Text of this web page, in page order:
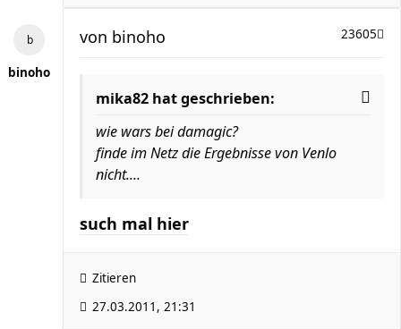
binoho
23605
von binoho
mika82 hat geschrieben:
wie wars bei damagic?
finde im Netz die Ergebnisse von Venlo
nicht....
such mal hier
Zitieren
27.03.2011, 21:31